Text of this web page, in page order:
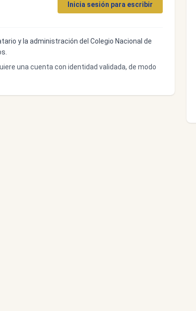
Inicia sesión para escribir
y la administración del Colegio Nacional de
una cuenta con identidad validada, de modo